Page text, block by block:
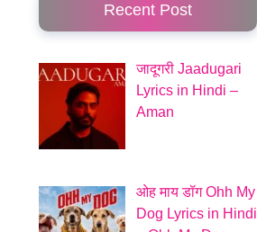
Recent Post
जादूगरी Jaadugari
Lyrics in Hindi –
Aman
ओह माय डॉग Ohh My
Dog Lyrics in Hindi